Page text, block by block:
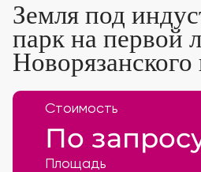
Земля под
парк на первой
Стоимость
По
Площадь